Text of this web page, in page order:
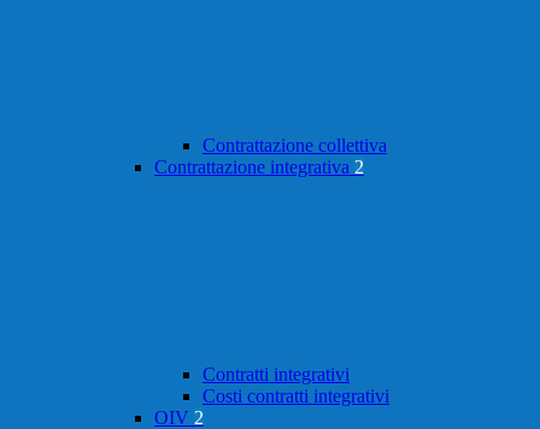
Contrattazione collettiva
Contrattazione integrativa 2
Contratti integrativi
Costi contratti integrativi
OIV 2